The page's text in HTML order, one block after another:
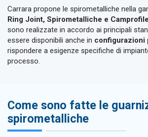
Carrara propone le spirometalliche nella
Ring Joint, Spirometalliche e Camprofile
sono realizzate in accordo ai principali
essere disponibili anche in configurazioni
rispondere a esigenze specifiche di
processo.
Come sono fatte le
spirometalliche